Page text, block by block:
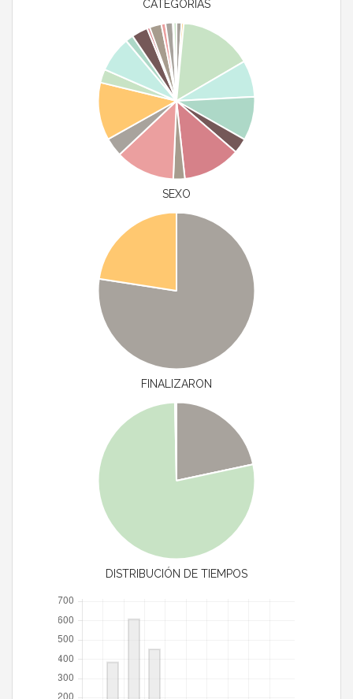
CATEGORIAS
SEXO
FINALIZARON
DISTRIBUCIÓN DE TIEMPOS